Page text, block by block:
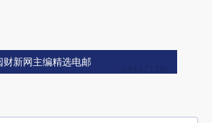
财新网主编精选电邮